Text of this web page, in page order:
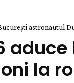
astronautul
la